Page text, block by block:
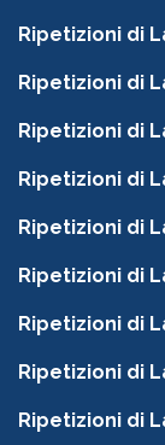
Ripetizioni di
Ripetizioni di
Ripetizioni di
Ripetizioni di
Ripetizioni di
Ripetizioni di
Ripetizioni di
Ripetizioni di
Ripetizioni di